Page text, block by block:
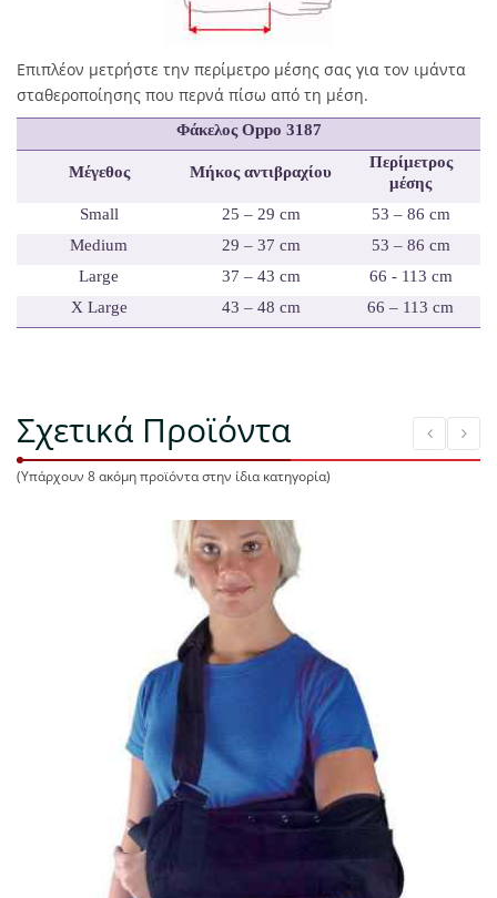
Επιπλέον μετρήστε την περίμετρο μέσης σας για τον ιμάντα
σταθεροποίησης που περνά πίσω από τη μέση.
ΦάκελοςOppo 3187
Μέγεθος Μήκος αντιβραχίου
Περίμετρος
μέσης
Small
25 – 29 cm
53 – 86 cm
Medium
29 – 37 cm
53 – 86 cm
Large
37 – 43 cm
66 - 113 cm
Χ Large
43 – 48 cm 66 – 113 cm
Σχετικά Προϊόντα
(Υπάρχουν 8 ακόμη προϊόντα στην ίδια κατηγορία)